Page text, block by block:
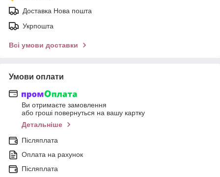
Доставка Нова пошта
Укрпошта
Всі умови доставки
Умови оплати
Ви отримаєте замовлення
або гроші повернуться на вашу картку
Детальніше
Післяплата
Оплата на рахунок
Післяплата